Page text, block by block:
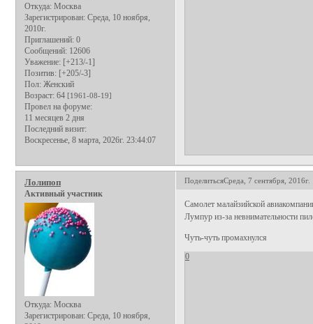
Откуда: Москва
Зарегистрирован: Среда, 10 ноября,
2010г.
Приглашений: 0
Сообщений: 12606
Уважение: [+213/-1]
Позитив: [+205/-3]
Пол: Женский
Возраст: 64 [1961-08-19]
Провел на форуме:
11 месяцев 2 дня
Последний визит:
Воскресенье, 8 марта, 2026г. 23:44:07
ПоделитьсяСреда, 7 сентября,
Лолипоп
Активный участник
Откуда: Москва
Зарегистрирован: Среда, 10 ноября,
Самолет малайзийской
Лумпур из-за невнимательности
Чуть-чуть промахнулся
0